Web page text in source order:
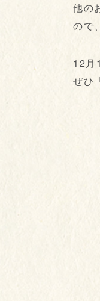
他の
ので
12月
ぜひ